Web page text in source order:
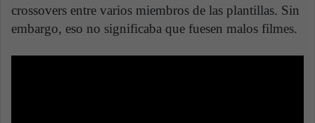
crossovers entre varios miembros de las plantillas. Sin
embargo, eso no significaba que fuesen malos filmes.